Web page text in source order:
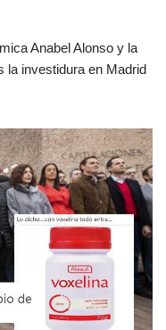
Anabel Alonso y la
la investidura en Madrid